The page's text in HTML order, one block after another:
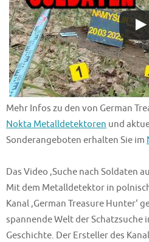
Mehr Infos zu den von German
Nokta Metalldetektoren und
Sonderangeboten erhalten Sie im
Das Video ‚Suche nach Soldaten
Mit dem Metalldetektor in
Kanal ‚German Treasure Hunter‘
spannende Welt der Schatzsuche
Geschichte. Der Ersteller des